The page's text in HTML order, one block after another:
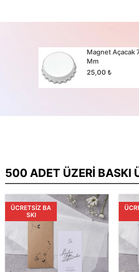
Magnet Açacak
Mm
25,00 ₺
500 ADET ÜZERI BASKI
ÜCRETSIZ BA
SKI